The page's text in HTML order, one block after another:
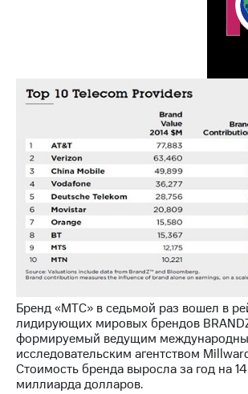
Бренд «МТС» в седьмой раз вошел в
лидирующих мировых брендов
формируемый ведущим
исследовательским агентством
Стоимость бренда выросла за год на
миллиарда долларов.